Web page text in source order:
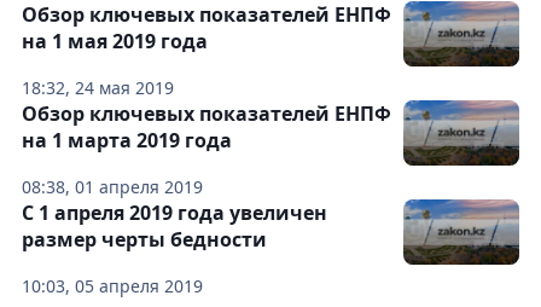
18:32, 24 мая 2019
Обзор ключевых показателей ЕНПФ
на 1 мая 2019 года
08:38, 01 апреля 2019
Обзор ключевых показателей ЕНПФ
на 1 марта 2019 года
10:03, 05 апреля 2019
С 1 апреля 2019 года увеличен
размер черты бедности